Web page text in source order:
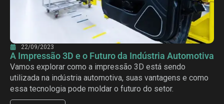
22/09/2023
A Impressão 3D e o Futuro da Indústria Automotiva
Vamos explorar como a impressão 3D está sendo
utilizada na indústria automotiva, suas vantagens e como
essa tecnologia pode moldar o futuro do setor.